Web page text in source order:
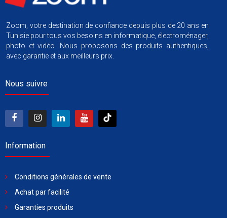
Zoom, votre destination de confiance depuis plus de 20 ans en
Tunisie pour tous vos besoins en informatique, électroménager,
photo et vidéo. Nous proposons des produits authentiques,
avec garantie et aux meilleurs prix.
Nous suivre
Information
Conditions générales de vente
Achat par facilité
Garanties produits